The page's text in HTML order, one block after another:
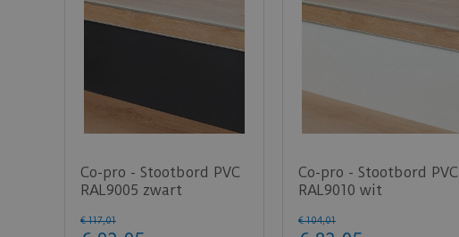
Co-pro - Stootbord PVC
RAL9005 zwart
…
€ 117,01
Co-pro - Stootbord PVC
RAL9010 wit
16…
€ 104,01